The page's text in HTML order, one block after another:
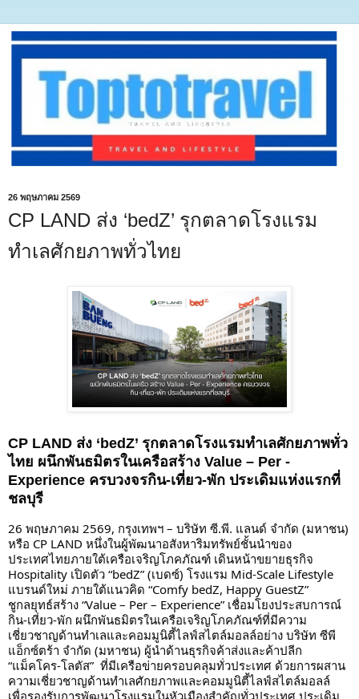
26 พฤษภาคม 2569
CP LAND ส่ง ‘bedZ’ รุกตลาดโรงแรม
ทำเลศักยภาพทั่วไทย
CP LAND ส่ง ‘bedZ’ รุกตลาดโรงแรมทำเลศักยภาพทั่ว
ไทย ผนึกพันธมิตรในเครือสร้าง Value – Per -
Experience ครบวงจรกิน-เที่ยว-พัก ประเดิมแห่งแรกที่
ชลบุรี
26 พฤษภาคม 2569, กรุงเทพฯ – บริษัท ซี.พี. แลนด์ จำกัด (มหาชน)
หรือ CP LAND หนึ่งในผู้พัฒนาอสังหาริมทรัพย์ชั้นนำของ
ประเทศไทยภายใต้เครือเจริญโภคภัณฑ์ เดินหน้าขยายธุรกิจ
Hospitality เปิดตัว “bedZ” (เบดซ์) โรงแรม Mid-Scale Lifestyle
แบรนด์ใหม่ ภายใต้แนวคิด “Comfy bedZ, Happy GuestZ”
ชูกลยุทธ์สร้าง “Value – Per – Experience” เชื่อมโยงประสบการณ์
กิน-เที่ยว-พัก ผนึกพันธมิตรในเครือเจริญโภคภัณฑ์ที่มีความ
เชี่ยวชาญด้านทำเลและคอมมูนิตี้ไลฟ์สไตล์มอลล์อย่าง บริษัท ซีพี
แอ็กซ์ตร้า จำกัด (มหาชน) ผู้นำด้านธุรกิจค้าส่งและค้าปลีก
“แม็คโคร-โลตัส”  ที่มีเครือข่ายครอบคลุมทั่วประเทศ ด้วยการผสาน
ความเชี่ยวชาญด้านทำเลศักยภาพและคอมมูนิตี้ไลฟ์สไตล์มอลล์
เพื่อรองรับการพัฒนาโรงแรมในหัวเมืองสำคัญทั่วประเทศ ประเดิม